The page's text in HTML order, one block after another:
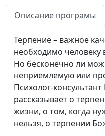
Как правильно любить
себя?
Внутренний и внешний
человек
Описание програмы
Терпение – важное
необходимо человеку
Но бесконечно ли
неприемлемую или
Психолог-
рассказывает о
жизни, о том, когда
нельзя, о терпении